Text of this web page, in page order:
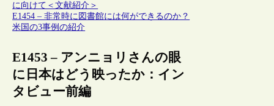
に向けて＜文献紹介＞
E1454 – 非常時に図書館には何ができるのか？
米国の3事例の紹介
E1453 – アンニョリさんの眼
に日本はどう映ったか：イン
タビュー前編